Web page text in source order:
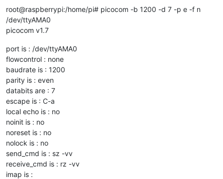
root@raspberrypi:/home/pi# picocom -b 1200 -d 7 -p e -f n
/dev/ttyAMA0
picocom v1.7
port is : /dev/ttyAMA0
flowcontrol : none
baudrate is : 1200
parity is : even
databits are : 7
escape is : C-a
local echo is : no
noinit is : no
noreset is : no
nolock is : no
send_cmd is : sz -vv
receive_cmd is : rz -vv
imap is :